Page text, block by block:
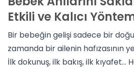
Etkili ve Kalıcı
Bir bebeğin gelişi sadece bir
zamanda bir ailenin hafızasının
İlk dokunuş, ilk bakış, ilk kıyafet…